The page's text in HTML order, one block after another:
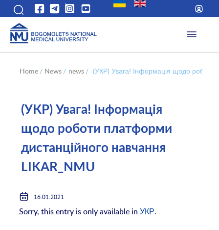
Home / News / news / (УКР) Увага! Інформація щодо роботи
(УКР) Увага! Інформація
щодо роботи платформи
дистанційного навчання
LIKAR_NMU
16.01.2021
Sorry, this entry is only available inУКР.